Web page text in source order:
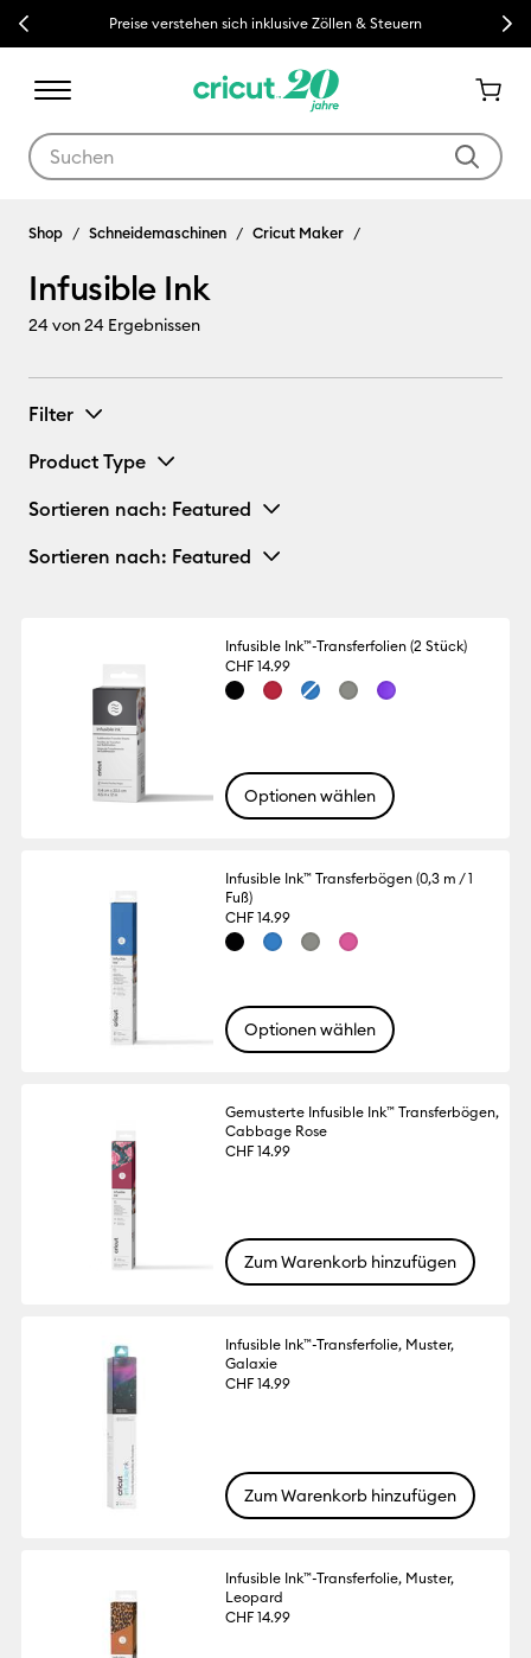
Previous Preise verstehen sich inklusive Zöllen & Steuern Next
Infusible Ink
Shop Schneidemaschinen Cricut Maker
Infusible Ink
24von 24 Ergebnissen
Filter
Product Type
Sortieren nach: Featured
Sortieren nach: Featured
Infusible Ink™-Transferfolien (2 Stück)
CHF 14.99
Optionen wählen
Infusible Ink™ Transferbögen (0,3 m / 1
Fuß)
CHF 14.99
Optionen wählen
Gemusterte Infusible Ink™ Transferbögen,
Cabbage Rose
CHF 14.99
Zum Warenkorb hinzufügen
Infusible Ink™-Transferfolie, Muster,
Galaxie
CHF 14.99
Zum Warenkorb hinzufügen
Infusible Ink™-Transferfolie, Muster,
Leopard
CHF 14.99